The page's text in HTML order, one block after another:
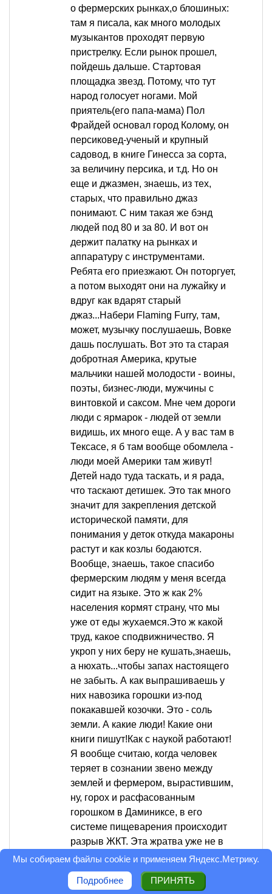
о фермерских рынках,о блошиных:
там я писала, как много молодых
музыкантов проходят первую
пристрелку. Если рынок прошел,
пойдешь дальше. Стартовая
площадка звезд. Потому, что тут
народ голосует ногами. Мой
приятель(его папа-мама) Пол
Фрайдей основал город Колому, он
персиковед-ученый и крупный
садовод, в книге Гинесса за сорта,
за величину персика, и т.д. Но он
еще и джазмен, знаешь, из тех,
старых, что правильно джаз
понимают. С ним такая же бэнд
людей под 80 и за 80. И вот он
держит палатку на рынках и
аппаратуру с инструментами.
Ребята его приезжают. Он поторгует,
а потом выходят они на лужайку и
вдруг как вдарят старый
джаз...Набери Flaming Furry, там,
может, музычку послушаешь, Вовке
дашь послушать. Вот это та старая
добротная Америка, крутые
мальчики нашей молодости - воины,
поэты, бизнес-люди, мужчины с
винтовкой и саксом. Мне чем дороги
люди с ярмарок - людей от земли
видишь, их много еще. А у вас там в
Тексасе, я б там вообще обомлела -
люди моей Америки там живут!
Детей надо туда таскать, и я рада,
что таскают детишек. Это так много
значит для закрепления детской
исторической памяти, для
понимания у деток откуда макароны
растут и как козлы бодаются.
Вообще, знаешь, такое спасибо
фермерским людям у меня всегда
сидит на языке. Это ж как 2%
населения кормят страну, что мы
уже от еды жухаемся.Это ж какой
труд, какое сподвижничество. Я
укроп у них беру не кушать,знаешь,
а нюхать...чтобы запах настоящего
не забыть. А как выпрашиваешь у
них навозика горошки из-под
покакавшей козочки. Это - соль
земли. А какие люди! Какие они
книги пишут!Как с наукой работают!
Я вообще считаю, когда человек
теряет в сознании звено между
землей и фермером, вырастившим,
ну, горох и расфасованным
горошком в Даминиксе, в его
системе пищеварения происходит
разрыв ЖКТ. Эта жратва уже не в
пользу. Это заправка топливом, а не
еда. А вот с рынка, от крестьянина
принесешь (не всем везет
Мы собираем файлы cookie и применяем Яндекс.Метрику.
Подробнее ПРИНЯТЬ